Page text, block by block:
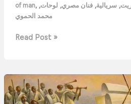
of man, ,سريالية,فنان مصري,لوحات,
محمد الحموي
Read Post »
سيد
سعد
الدين